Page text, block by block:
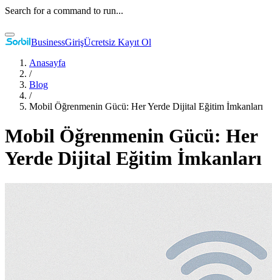
Search for a command to run...
BusinessGirişÜcretsiz Kayıt Ol
Anasayfa
/
Blog
/
Mobil Öğrenmenin Gücü: Her Yerde Dijital Eğitim İmkanları
Mobil Öğrenmenin Gücü: Her
Yerde Dijital Eğitim İmkanları